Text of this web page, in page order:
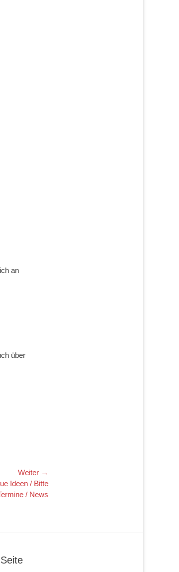
an
über
Weiter →
Ideen / Bitte
/ News